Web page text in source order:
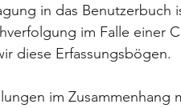
in das Benutzerbuch
im Falle einer
diese Erfassungsbögen.
im Zusammenhang